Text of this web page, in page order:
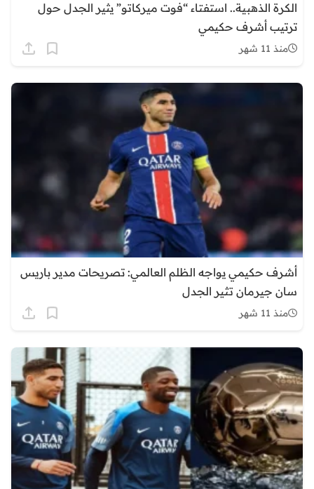
الكرة الذهبية.. ​استفتاء “فوت ميركاتو” يثير الجدل حول
ترتيب أشرف حكيمي
منذ 11 شهر
أشرف حكيمي يواجه الظلم العالمي: تصريحات مدير باريس
سان جيرمان تثير الجدل
منذ 11 شهر